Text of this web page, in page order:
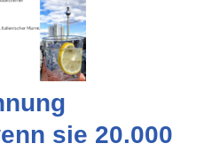
sie 20.000